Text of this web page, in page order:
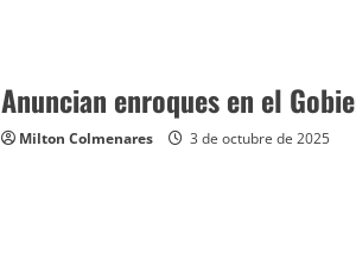
Anuncian enroques en el
Milton Colmenares 3 de octubre de 2025